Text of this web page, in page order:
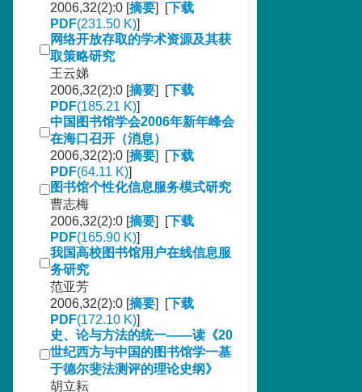
2006,32(2):0 [摘要] [下载
PDF(231.50 K)]
网络开放存取的学术资源及其获
取策略研究
王云娣
2006,32(2):0 [摘要] [下载
PDF(185.21 K)]
中国图书馆学会2006年新年峰会
在海口召开（消息）
2006,32(2):0 [摘要] [下载
PDF(64.11 K)]
图书馆个性化信息服务模式研究
曹志梅
2006,32(2):0 [摘要] [下载
PDF(165.90 K)]
我国高校图书馆用户在线信息服
务研究
范亚芳
2006,32(2):0 [摘要] [下载
PDF(172.10 K)]
史、论与方法的统一——读《20
世纪西方与中国的图书馆学一基
于德尔斐法测评的理论史纲》
胡立耘